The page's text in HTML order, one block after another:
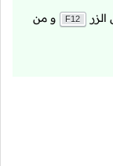
F12 و من